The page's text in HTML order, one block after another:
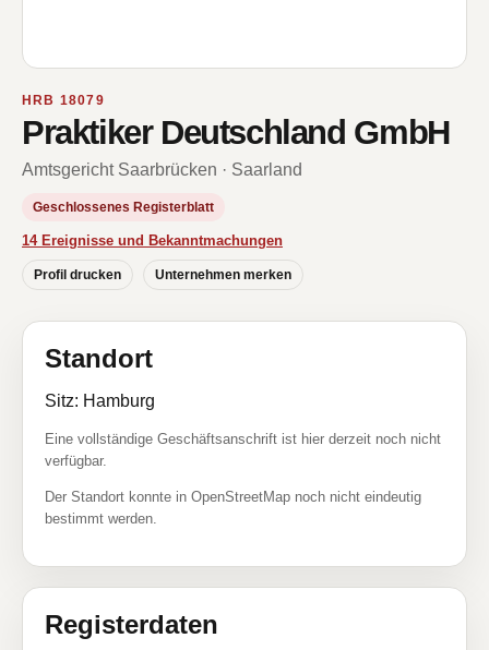
HRB 18079
Praktiker Deutschland GmbH
Amtsgericht Saarbrücken · Saarland
Geschlossenes Registerblatt
14 Ereignisse und Bekanntmachungen
Profil drucken Unternehmen merken
Standort
Sitz: Hamburg
Eine vollständige Geschäftsanschrift ist hier derzeit noch nicht
verfügbar.
Der Standort konnte in OpenStreetMap noch nicht eindeutig
bestimmt werden.
Registerdaten